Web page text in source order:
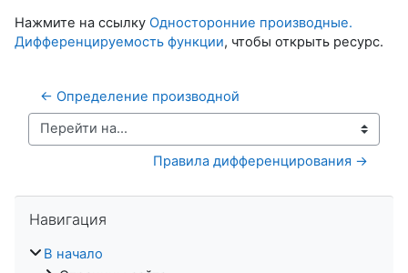
Нажмите на ссылку Односторонние производные.
Дифференцируемость функции, чтобы открыть ресурс.
← Определение производной
Перейти на...
Правила дифференцирования →
Навигация
В начало